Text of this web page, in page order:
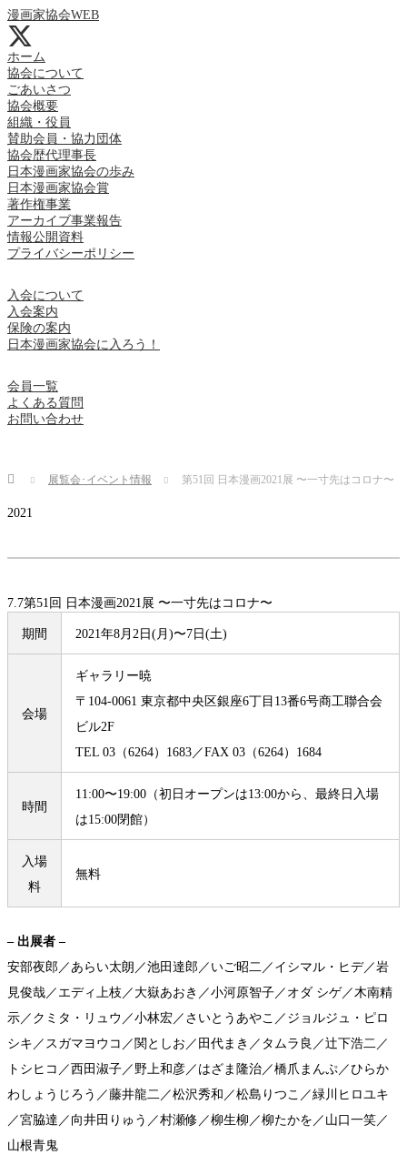
漫画家協会WEB
ホーム
協会について
ごあいさつ
協会概要
組織・役員
賛助会員・協力団体
協会歴代理事長
日本漫画家協会の歩み
日本漫画家協会賞
著作権事業
アーカイブ事業報告
情報公開資料
プライバシーポリシー
入会について
入会案内
保険の案内
日本漫画家協会に入ろう！
会員一覧
よくある質問
お問い合わせ
Home 展覧会･イベント情報 第51回 日本漫画2021展 〜一寸先はコロナ〜
2021
7.7第51回 日本漫画2021展 〜一寸先はコロナ〜
期間 2021年8月2日(月)〜7日(土)
会場
ギャラリー暁
〒104-0061 東京都中央区銀座6丁目13番6号商工聯合会
ビル2F
TEL 03（6264）1683／FAX 03（6264）1684
時間
11:00〜19:00（初日オープンは13:00から、最終日入場
は15:00閉館）
入場
料
無料
– 出展者 –
安部夜郎／あらい太朗／池田達郎／いご昭二／イシマル・ヒデ／岩
見俊哉／エディ上枝／大嶽あおき／小河原智子／オダ シゲ／木南精
示／クミタ・リュウ／小林宏／さいとうあやこ／ジョルジュ・ピロ
シキ／スガマヨウコ／関としお／田代まき／タムラ良／辻下浩二／
トシヒコ／西田淑子／野上和彦／はざま隆治／橋爪まんぷ／ひらか
わしょうじろう／藤井龍二／松沢秀和／松島りつこ／緑川ヒロユキ
／宮脇達／向井田りゅう／村瀬修／柳生柳／柳たかを／山口一笑／
山根青鬼